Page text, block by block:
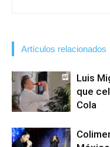
Artículos relacionados
Luis
que
Cola